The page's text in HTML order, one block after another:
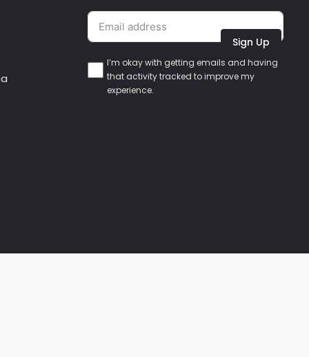
Sign Up
I’m okay with getting emails and having
that activity tracked to improve my
experience.